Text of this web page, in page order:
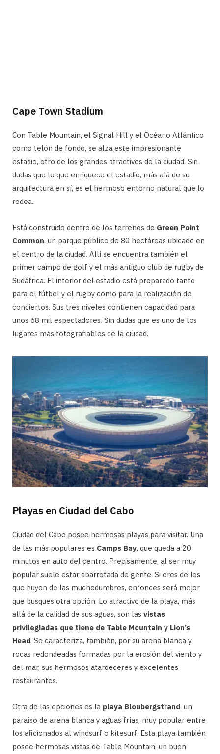
Cape Town Stadium
Con Table Mountain, el Signal Hill y el Océano Atlántico
como telón de fondo, se alza este impresionante
estadio, otro de los grandes atractivos de la ciudad. Sin
dudas que lo que enriquece el estadio, más alá de su
arquitectura en sí, es el hermoso entorno natural que lo
rodea.
Está construido dentro de los terrenos de Green Point
Common, un parque público de 80 hectáreas ubicado en
el centro de la ciudad. Allí se encuentra también el
primer campo de golf y el más antiguo club de rugby de
Sudáfrica. El interior del estadio está preparado tanto
para el fútbol y el rugby como para la realización de
conciertos. Sus tres niveles contienen capacidad para
unos 68 mil espectadores. Sin dudas que es uno de los
lugares más fotografiables de la ciudad.
Playas en Ciudad del Cabo
Ciudad del Cabo posee hermosas playas para visitar. Una
de las más populares es Camps Bay, que queda a 20
minutos en auto del centro. Precisamente, al ser muy
popular suele estar abarrotada de gente. Si eres de los
que huyen de las muchedumbres, entonces será mejor
que busques otra opción. Lo atractivo de la playa, más
allá de la calidad de sus aguas, son las vistas
privilegiadas que tiene de Table Mountain y Lion’s
Head. Se caracteriza, también, por su arena blanca y
rocas redondeadas formadas por la erosión del viento y
del mar, sus hermosos atardeceres y excelentes
restaurantes.
Otra de las opciones es la playa Bloubergstrand, un
paraíso de arena blanca y aguas frías, muy popular entre
los aficionados al windsurf o kitesurf. Esta playa también
posee hermosas vistas de Table Mountain, un buen